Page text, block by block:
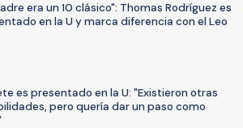
era un 10 clásico": Thomas Rodríguez es
en la U y marca diferencia con el Leo
es presentado en la U: "Existieron otras
pero quería dar un paso como